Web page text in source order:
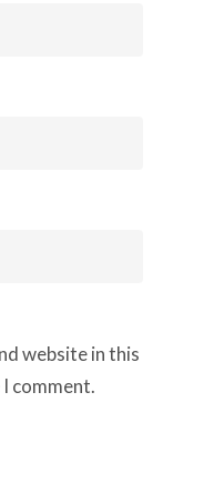
website in this
comment.